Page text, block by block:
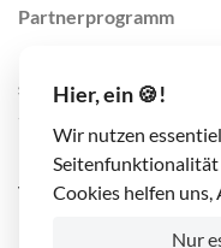
Partnerprogramm
support@lima-city.de
+49 421 408 9999 4
(Mo-Fr von 8:00-17:00
TrafficPlex GmbH
Hier, ein 🍪!
Wir nutzen
Cookies helfen uns,
Nur